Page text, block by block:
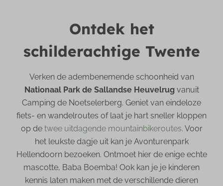
Ontdek het
schilderachtige Twente
Verken de adembenemende schoonheid van
Nationaal Park de Sallandse Heuvelrugvanuit
Camping de Noetselerberg. Geniet van eindeloze
fiets- en wandelroutes of laat je hart sneller kloppen
op de twee uitdagende mountainbikeroutes. Voor
het leukste dagje uit kan je Avonturenpark
Hellendoorn bezoeken. Ontmoet hier de enige echte
mascotte, Baba Boemba! Ook kan je je kinderen
kennis laten maken met de verschillende dieren